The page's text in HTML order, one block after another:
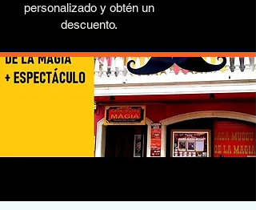
personalizado y obtén un
descuento.